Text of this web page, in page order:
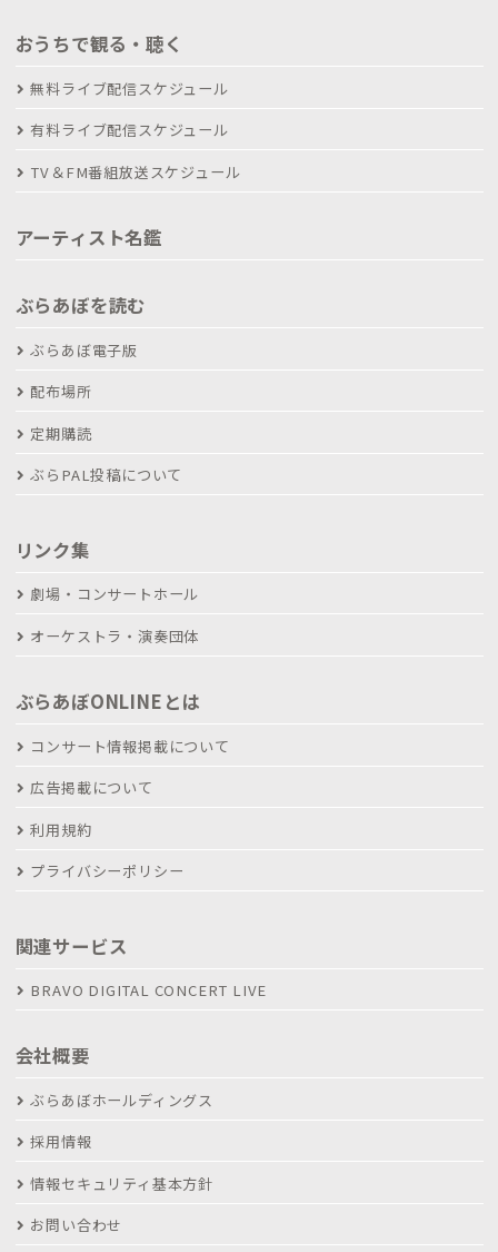
おうちで観る・聴く
無料ライブ配信スケジュール
有料ライブ配信スケジュール
TV＆FM番組放送スケジュール
アーティスト名鑑
ぶらあぼを読む
ぶらあぼ電子版
配布場所
定期購読
ぶらPAL投稿について
リンク集
劇場・コンサートホール
オーケストラ・演奏団体
ぶらあぼONLINEとは
コンサート情報掲載について
広告掲載について
利用規約
プライバシーポリシー
関連サービス
BRAVO DIGITAL CONCERT LIVE
会社概要
ぶらあぼホールディングス
採用情報
情報セキュリティ基本方針
お問い合わせ